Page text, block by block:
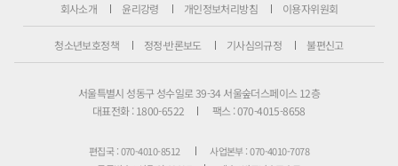
회사소개 윤리강령 개인정보처리방침 이용자위원회
청소년보호정책 정정·반론보도 기사심의규정 불편신고
서울특별시 성동구 성수일로 39-34 서울숲더스페이스 12층
대표전화 : 1800-6522
팩스 : 070-4015-8658
편집국 : 070-4010-8512
사업본부 : 070-4010-7078